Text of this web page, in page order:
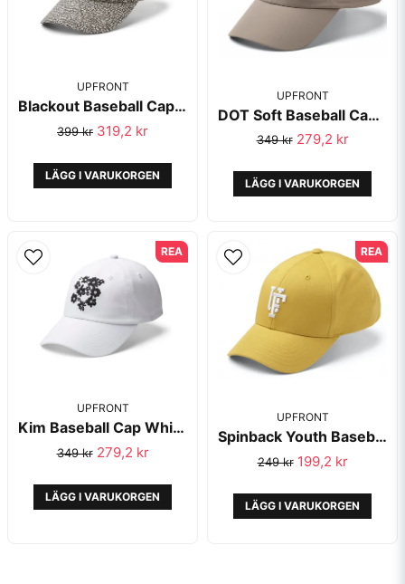
UPFRONT
Blackout Baseball Cap Stone Organic Cotton - Upfront
399 kr 319,2 kr
LÄGG I VARUKORGEN
UPFRONT
DOT Soft Baseball Cap Khaki - Upfront
349 kr 279,2 kr
LÄGG I VARUKORGEN
UPFRONT
Kim Baseball Cap White/Black Organic Cotton - Upfront
349 kr 279,2 kr
LÄGG I VARUKORGEN
REA
UPFRONT
Spinback Youth Baseball Keps Yellow - Upfront
249 kr 199,2 kr
LÄGG I VARUKORGEN
REA